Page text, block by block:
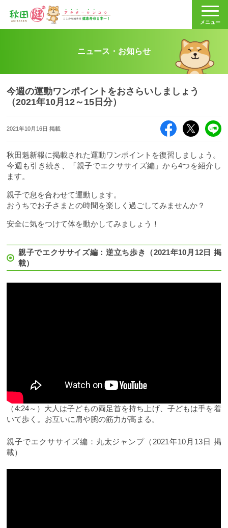
メニュー
ニュース・お知らせ
今週の運動ワンポイントをおさらいしましょう
（2021年10月12～15日分）
2021年10月16日 掲載
Facebook X（旧
秋田魁新報に掲載された運動ワンポイントを復習しましょう。
今週も引き続き、「親子でエクササイズ編」から4つを紹介し
ます。
親子で息を合わせて運動します。
おうちでお子さまとの時間を楽しく過ごしてみませんか？
安全に気をつけて体を動かしてみましょう！
親子でエクササイズ編：逆立ち歩き（2021年10月12日 掲
載）
（4:24～）大人は子どもの両足首を持ち上げ、子どもは手を着
いて歩く。お互いに肩や腕の筋力が高まる。
親子でエクササイズ編：丸太ジャンプ（2021年10月13日 掲
載）